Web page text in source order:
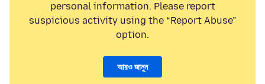
personal information. Please report
suspicious activity using the “Report Abuse”
option.
আরও জানুন